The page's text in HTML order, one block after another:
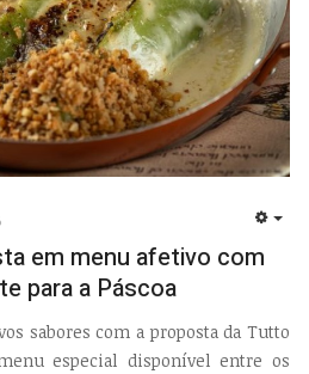
em menu afetivo com
para a Páscoa
sabores com a proposta da Tutto
especial disponível entre os